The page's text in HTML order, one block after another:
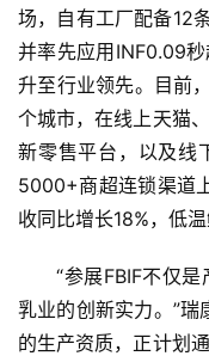
场，自有工厂配备12
并率先应用INF0.09
升至行业领先。目前
个城市，在线上天猫
新零售平台，以及线
5000+商超连锁渠道
收同比增长18%，低
“参展FBIF不仅
乳业的创新实力。”瑞
的生产资质，正计划